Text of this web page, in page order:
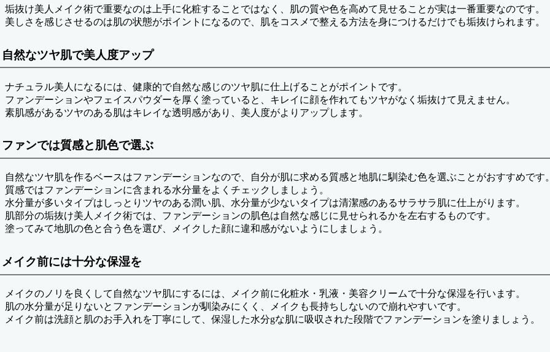
垢抜け美人メイク術で重要なのは上手に化粧することではなく、肌の質や色を高めて見せることが実は一番重要なのです。
美しさを感じさせるのは肌の状態がポイントになるので、肌をコスメで整える方法を身につけるだけでも垢抜けられます。
自然なツヤ肌で美人度アップ
ナチュラル美人になるには、健康的で自然な感じのツヤ肌に仕上げることがポイントです。
ファンデーションやフェイスパウダーを厚く塗っていると、キレイに顔を作れてもツヤがなく垢抜けて見えません。
素肌感があるツヤのある肌はキレイな透明感があり、美人度がよりアップします。
ファンでは質感と肌色で選ぶ
自然なツヤ肌を作るベースはファンデーションなので、自分が肌に求める質感と地肌に馴染む色を選ぶことがおすすめです
質感ではファンデーションに含まれる水分量をよくチェックしましょう。
水分量が多いタイプはしっとりツヤのある潤い肌、水分量が少ないタイプは清潔感のあるサラサラ肌に仕上がります。
肌部分の垢抜け美人メイク術では、ファンデーションの肌色は自然な感じに見せられるかを左右するものです。
塗ってみて地肌の色と合う色を選び、メイクした顔に違和感がないようにしましょう。
メイク前には十分な保湿を
メイクのノリを良くして自然なツヤ肌にするには、メイク前に化粧水・乳液・美容クリームで十分な保湿を行います。
肌の水分量が足りないとファンデーションが馴染みにくく、メイクも長持ちしないので崩れやすいです。
メイク前は洗顔と肌のお手入れを丁寧にして、保湿した水分gな肌に吸収された段階でファンデーションを塗りましょう。